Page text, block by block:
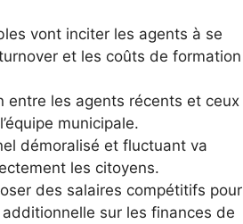
vont inciter les agents à se
et les coûts de formation
entre les agents récents et ceux
municipale.
démoralisé et fluctuant va
les citoyens.
des salaires compétitifs pour
sur les finances de